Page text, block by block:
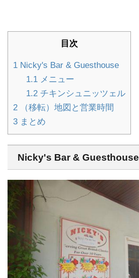
目次
1 Nicky's Bar & Guesthouse
1.1メニュー
1.2チキンシュニッツェル
2 （移転）地図と営業時間
3 まとめ
Nicky's Bar & Guesthouse